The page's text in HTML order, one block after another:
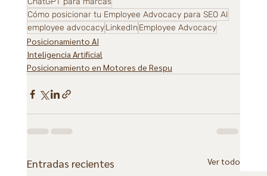
Cómo posicionar tu Employee Advocacy para SEO AI
employee advocacyLinkedInEmployee Advocacy
Posicionamiento AI
Inteligencia Artificial
Posicionamiento en Motores de Respu
Entradas recientes Ver todo